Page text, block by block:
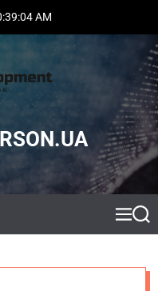
:39:05AM
M
e
S
e